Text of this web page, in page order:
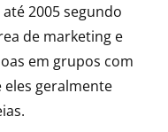
2005 segundo
de marketing e
em grupos com
geralmente